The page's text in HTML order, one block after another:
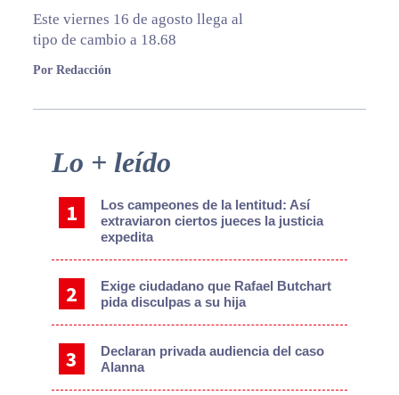
Este viernes 16 de agosto llega al
tipo de cambio a 18.68
Por Redacción
Primary
Sidebar
Lo + leído
Los campeones de la lentitud: Así
extraviaron ciertos jueces la justicia
expedita
Exige ciudadano que Rafael Butchart
pida disculpas a su hija
Declaran privada audiencia del caso
Alanna